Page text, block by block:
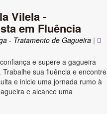
Vilela -
em Fluência
- Tratamento de Gagueira |
e supere a gagueira
sua fluência e encontre
e inicie uma jornada rumo à
e alcance uma